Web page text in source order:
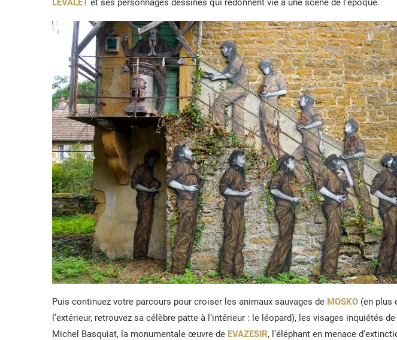
LEVALET et ses personnages dessinés qui redonnent vie à une scène de l’époque.
Puis continuez votre parcours pour croiser les animaux sauvages de MOSKO (en plus
l’extérieur, retrouvez sa célèbre patte à l’intérieur : le léopard), les visages inquiétés de
Michel Basquiat, la monumentale œuvre de EVAZESIR, l’éléphant en menace